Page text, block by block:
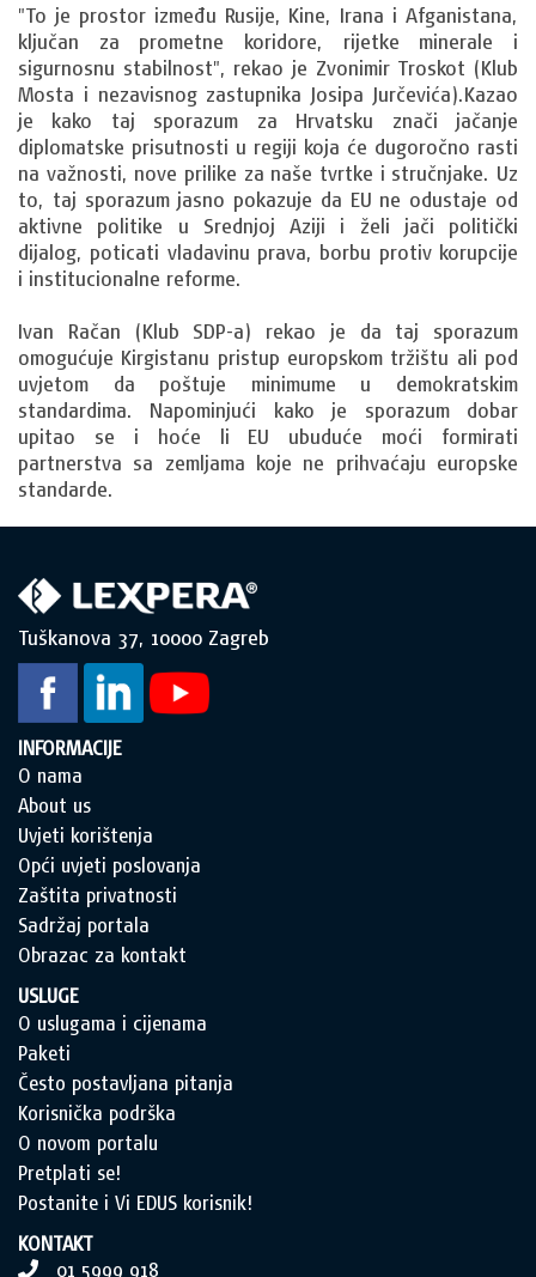
"To je prostor između Rusije, Kine, Irana i Afganistana,
ključan za prometne koridore, rijetke minerale i
sigurnosnu stabilnost", rekao je Zvonimir Troskot (Klub
Mosta i nezavisnog zastupnika Josipa Jurčevića).Kazao
je kako taj sporazum za Hrvatsku znači jačanje
diplomatske prisutnosti u regiji koja će dugoročno rasti
na važnosti, nove prilike za naše tvrtke i stručnjake. Uz
to, taj sporazum jasno pokazuje da EU ne odustaje od
aktivne politike u Srednjoj Aziji i želi jači politički
dijalog, poticati vladavinu prava, borbu protiv korupcije
i institucionalne reforme.
Ivan Račan (Klub SDP-a) rekao je da taj sporazum
omogućuje Kirgistanu pristup europskom tržištu ali pod
uvjetom da poštuje minimume u demokratskim
standardima. Napominjući kako je sporazum dobar
upitao se i hoće li EU ubuduće moći formirati
partnerstva sa zemljama koje ne prihvaćaju europske
standarde.
Tuškanova 37, 10000 Zagreb
INFORMACIJE
O nama
About us
Uvjeti korištenja
Opći uvjeti poslovanja
Zaštita privatnosti
Sadržaj portala
Obrazac za kontakt
USLUGE
O uslugama i cijenama
Paketi
Često postavljana pitanja
Korisnička podrška
O novom portalu
Pretplati se!
Postanite i Vi EDUS korisnik!
KONTAKT
01 5999 918